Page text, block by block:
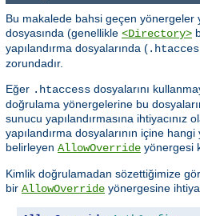
Bu makalede bahsi geçen yönergeler
dosyasında (genellikle <Directory>
yapılandırma dosyalarında (
zorundadır.
Eğer .htaccess dosyalarını
doğrulama yönergelerine bu
sunucu yapılandırmasına ihtiyacınız
yapılandırma dosyalarının içine
belirleyen AllowOverride yönergesi
Kimlik doğrulamadan sözettiğimize
bir AllowOverride yönergesine